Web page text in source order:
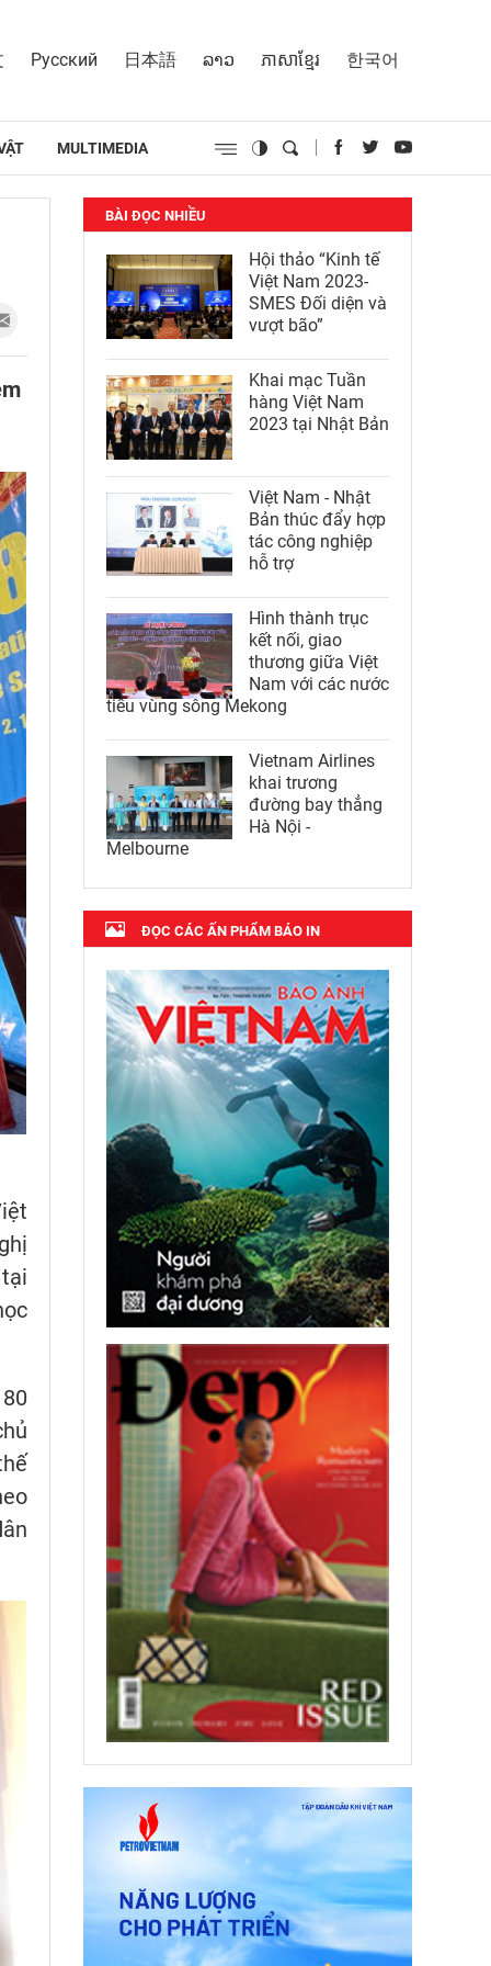
Русский 日本語 ລາວ ភាសាខ្មែរ 한국어
MULTIMEDIA
BÀI ĐỌC NHIỀU
Hội thảo “Kinh tế
Việt Nam 2023-
SMES Đối diện và
vượt bão”
Khai mạc Tuần
hàng Việt Nam
2023 tại Nhật Bản
Việt Nam - Nhật
Bản thúc đẩy hợp
tác công nghiệp
hỗ trợ
Hình thành trục
kết nối, giao
thương giữa Việt
Nam với các nước
tiểu vùng sông Mekong
Vietnam Airlines
khai trương
đường bay thẳng
Hà Nội -
Melbourne
ĐỌC CÁC ẤN PHẨM BÁO IN